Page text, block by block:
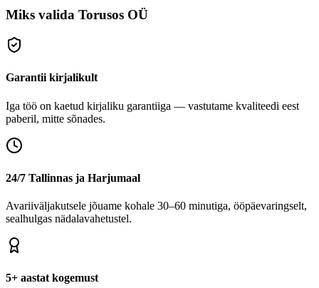
Miks valida Torusos OÜ
Garantii kirjalikult
Iga töö on kaetud kirjaliku garantiiga — vastutame kvaliteedi eest
paberil, mitte sõnades.
24/7 Tallinnas ja Harjumaal
Avariiväljakutsele jõuame kohale 30–60 minutiga, ööpäevaringselt,
sealhulgas nädalavahetustel.
5+ aastat kogemust